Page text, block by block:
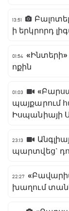
13:51
ի երկրորդ
01:54
ոքին
01:03
պայքարում
Իսպանիայի
23:13
պարտվեց`
22:27
խաղում